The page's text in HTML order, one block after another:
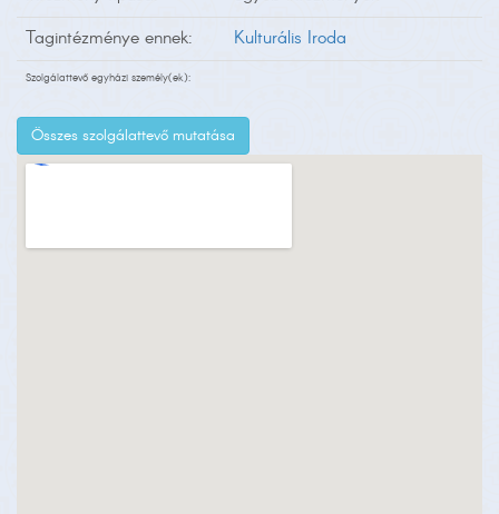
Tagintézménye ennek:
Kulturális Iroda
Szolgálattevő egyházi személy(ek):
Összes szolgálattevő mutatása